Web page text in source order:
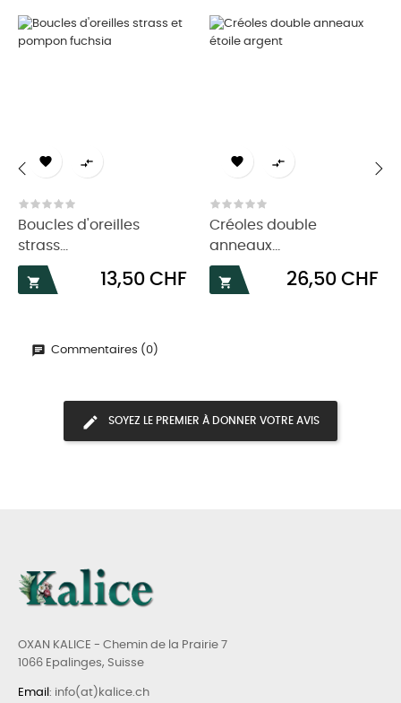
 
Boucles d'oreilles
strass...

Prix
13,50 CHF
 
Créoles double
anneaux...

Prix
26,50 CHF
‹
Commentaires (0)
SOYEZ LE PREMIER À DONNER VOTRE AVIS
OXAN KALICE - Chemin de la Prairie 7
1066 Epalinges, Suisse
Email : info(at)kalice.ch